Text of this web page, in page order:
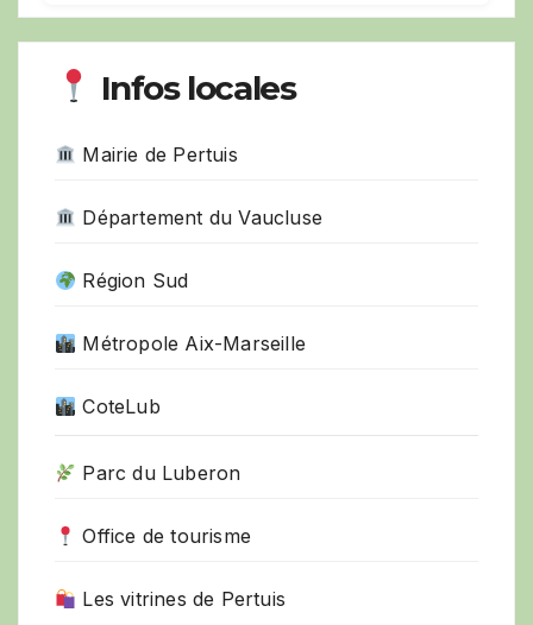
Infos locales
Mairie de Pertuis
Département du Vaucluse
Région Sud
Métropole Aix-Marseille
CoteLub
Parc du Luberon
Office de tourisme
Les vitrines de Pertuis